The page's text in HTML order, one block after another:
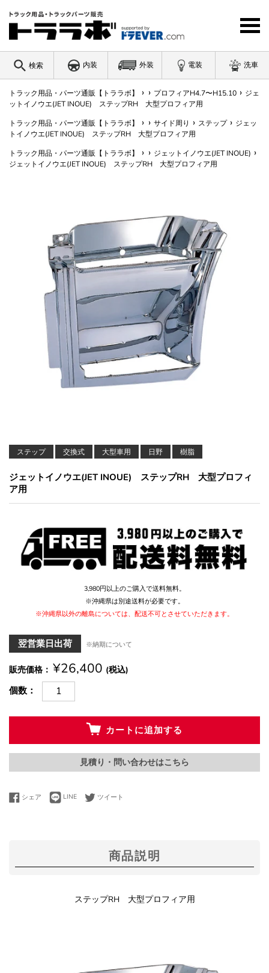
ス
検索 内装 外装 電装 洗車
ードを入力
トラック用品・パーツ通販【トララボ】 › › プロフィアH4.7〜H15.10 › ジェ
ットイノウエ(JET INOUE) ステップRH 大型プロフィア用
トラック用品・パーツ通販【トララボ】
› › サイド周り › ステップ › ジェッ
トイノウエ(JET INOUE) ステップRH 大型プロフィア用
トラック用品・パーツ通販【トララボ】
› › ジェットイノウエ(JET INOUE) ›
ジェットイノウエ(JET INOUE) ステップRH 大型プロフィア用
ステップ 交換式 大型車用 日野 樹脂
ジェットイノウエ(JET INOUE) ステップRH 大型プロフィ
ア用
3,980円以上のご購入で送料無料。
※沖縄県は別途送料が必要です。
※沖縄県以外の離島については、配送不可とさせていただきます。
翌営業日出荷 ※納期について
販売価格 ¥26,400 (税込)
個数
カートに追加する
見積り・問い合わせはこちら
シェア Facebookでシェアする
LINELINEで送るツイート
商品説明
ステップRH 大型プロフィア用